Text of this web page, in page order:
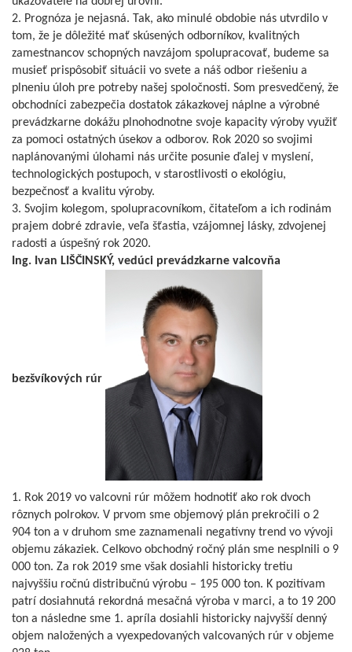
2. Prognóza je nejasná. Tak, ako minulé obdobie nás utvrdilo v
tom, že je dôležité mať skúsených odborníkov, kvalitných
zamestnancov schopných navzájom spolupracovať, budeme sa
musieť prispôsobiť situácii vo svete a náš odbor riešeniu a
plneniu úloh pre potreby našej spoločnosti. Som presvedčený, že
obchodníci zabezpečia dostatok zákazkovej náplne a výrobné
prevádzkarne dokážu plnohodnotne svoje kapacity výroby využiť
za pomoci ostatných úsekov a odborov. Rok 2020 so svojimi
naplánovanými úlohami nás určite posunie ďalej v myslení,
technologických postupoch, v starostlivosti o ekológiu,
bezpečnosť a kvalitu výroby.
3. Svojim kolegom, spolupracovníkom, čitateľom a ich rodinám
prajem dobré zdravie, veľa šťastia, vzájomnej lásky, zdvojenej
radosti a úspešný rok 2020.
Ing. Ivan LIŠČINSKÝ, vedúci prevádzkarne valcovňa
bezšvíkových rúr
1. Rok 2019 vo valcovni rúr môžem hodnotiť ako rok dvoch
rôznych polrokov. V prvom sme objemový plán prekročili o 2
904 ton a v druhom sme zaznamenali negatívny trend vo vývoji
objemu zákaziek. Celkovo obchodný ročný plán sme nesplnili o 9
000 ton. Za rok 2019 sme však dosiahli historicky tretiu
najvyššiu ročnú distribučnú výrobu – 195 000 ton. K pozitívam
patrí dosiahnutá rekordná mesačná výroba v marci, a to 19 200
ton a následne sme 1. apríla dosiahli historicky najvyšší denný
objem naložených a vyexpedovaných valcovaných rúr v objeme